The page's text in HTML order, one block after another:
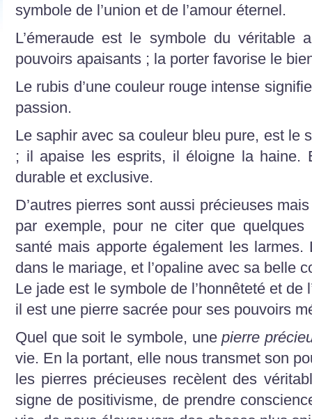
symbole de l’union et de l’amour éternel.
L’émeraude est le symbole du
pouvoirs apaisants ; la porter favorise le
Le rubis d’une couleur rouge intense
passion.
Le saphir avec sa couleur bleu pure, est le
; il apaise les esprits, il éloigne la haine.
durable et exclusive.
D’autres pierres sont aussi précieuses
par exemple, pour ne citer que
santé mais apporte également les larmes.
dans le mariage, et l’opaline avec sa belle
Le jade est le symbole de l’honnêteté et de
il est une pierre sacrée pour ses pouvoirs
Quel que soit le symbole, unepierre
vie. En la portant, elle nous transmet son
les pierres précieuses recèlent des
signe de positivisme, de prendre